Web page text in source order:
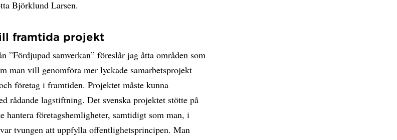
Björklund Larsen.
framtida projekt
”Fördjupad samverkan” föreslår jag åtta områden som
man vill genomföra mer lyckade samarbetsprojekt
företag i framtiden. Projektet måste kunna
rådande lagstiftning. Det svenska projektet stötte på
hantera företagshemligheter, samtidigt som man, i
tvungen att uppfylla offentlighetsprincipen. Man